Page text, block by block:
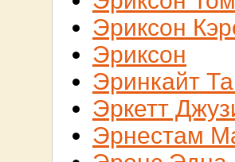
Эриксон
Эриксон
Эринкайт
Эркетт
Эрнестам